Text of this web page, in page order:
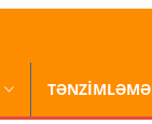
TƏNZİMLƏMƏ